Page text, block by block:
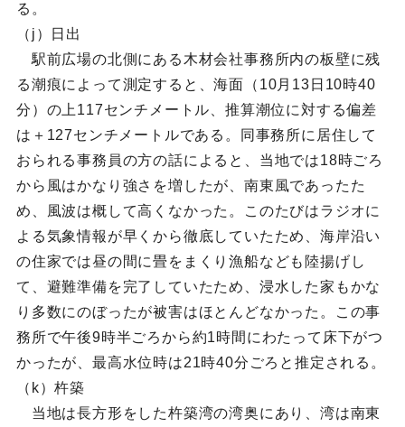
る。
（j）日出
駅前広場の北側にある木材会社事務所内の板壁に残
る潮痕によって測定すると、海面（10月13日10時40
分）の上117センチメートル、推算潮位に対する偏差
は＋127センチメートルである。同事務所に居住して
おられる事務員の方の話によると、当地では18時ごろ
から風はかなり強さを増したが、南東風であったた
め、風波は概して高くなかった。このたびはラジオに
よる気象情報が早くから徹底していたため、海岸沿い
の住家では昼の間に畳をまくり漁船なども陸揚げし
て、避難準備を完了していたため、浸水した家もかな
り多数にのぼったが被害はほとんどなかった。この事
務所で午後9時半ごろから約1時間にわたって床下がつ
かったが、最高水位時は21時40分ごろと推定される。
（k）杵築
当地は長方形をした杵築湾の湾奥にあり、湾は南東